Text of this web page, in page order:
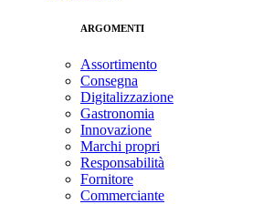
ARGOMENTI
Assortimento
Consegna
Digitalizzazione
Gastronomia
Innovazione
Marchi propri
Responsabilità
Fornitore
Commerciante